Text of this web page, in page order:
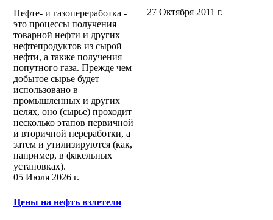
Нефте- и газопереработка -
это процессы получения
товарной нефти и других
нефтепродуктов из сырой
нефти, а также получения
попутного газа. Прежде чем
добытое сырье будет
использовано в
промышленных и других
целях, оно (сырье) проходит
несколько этапов первичной
и вторичной переработки, а
затем и утилизируются (как,
например, в факельных
установках).
05 Июля 2026 г.
Цены на нефть взлетели
27 Октября 2011 г.